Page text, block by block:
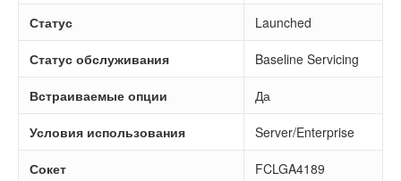
Статус Launched
Статус обслуживания Baseline Servicing
Встраиваемые опции Да
Условия использования Server/Enterprise
Сокет FCLGA4189